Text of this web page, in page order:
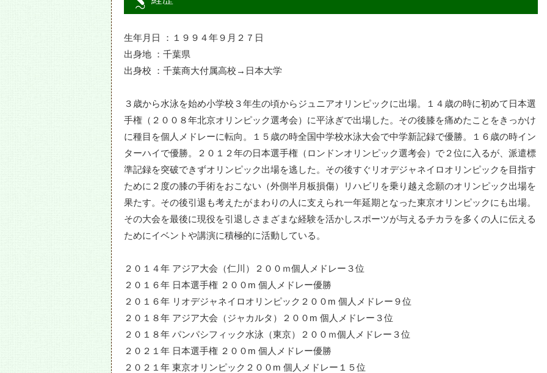
生年月日 ：１９９４年９月２７日
出身地 ：千葉県
出身校 ：千葉商大付属高校→日本大学
３歳から水泳を始め小学校３年生の頃からジュニアオリンピックに出場。１４歳の時に初めて日本選
手権（２００８年北京オリンピック選考会）に平泳ぎで出場した。その後膝を痛めたことをきっかけ
に種目を個人メドレーに転向。１５歳の時全国中学校水泳大会で中学新記録で優勝。１６歳の時イン
ターハイで優勝。２０１２年の日本選手権（ロンドンオリンピック選考会）で２位に入るが、派遣標
準記録を突破できずオリンピック出場を逃した。その後すぐリオデジャネイロオリンピックを目指す
ために２度の膝の手術をおこない（外側半月板損傷）リハビリを乗り越え念願のオリンピック出場を
果たす。その後引退も考えたがまわりの人に支えられ一年延期となった東京オリンピックにも出場。
その大会を最後に現役を引退しさまざまな経験を活かしスポーツが与えるチカラを多くの人に伝える
ためにイベントや講演に積極的に活動している。
２０１４年 アジア大会（仁川）２００ｍ個人メドレー３位
２０１６年 日本選手権 ２００m 個人メドレー優勝
２０１６年 リオデジャネイロオリンピック２００m 個人メドレー９位
２０１８年 アジア大会（ジャカルタ）２００m 個人メドレー３位
２０１８年 パンパシフィック水泳（東京）２００ｍ個人メドレー３位
２０２１年 日本選手権 ２００m 個人メドレー優勝
２０２１年 東京オリンピック２００m 個人メドレー１５位
候補リストを見る